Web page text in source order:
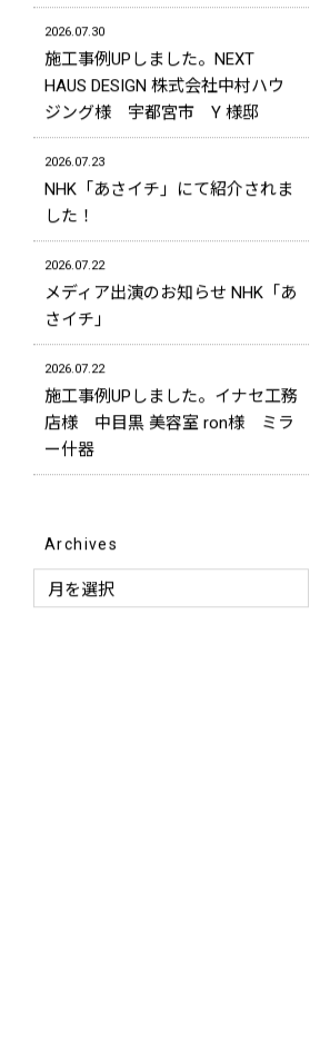
2026.07.30
施工事例UPしました。NEXT
HAUS DESIGN 株式会社中村ハウ
ジング様 宇都宮市 Y 様邸
2026.07.23
NHK「あさイチ」にて紹介されま
した！
2026.07.22
メディア出演のお知らせ NHK「あ
さイチ」
2026.07.22
施工事例UPしました。イナセ工務
店様 中目黒 美容室 ron様 ミラ
ー什器
Archives